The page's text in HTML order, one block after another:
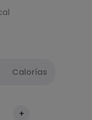
Calorías
+
intervalos de 30